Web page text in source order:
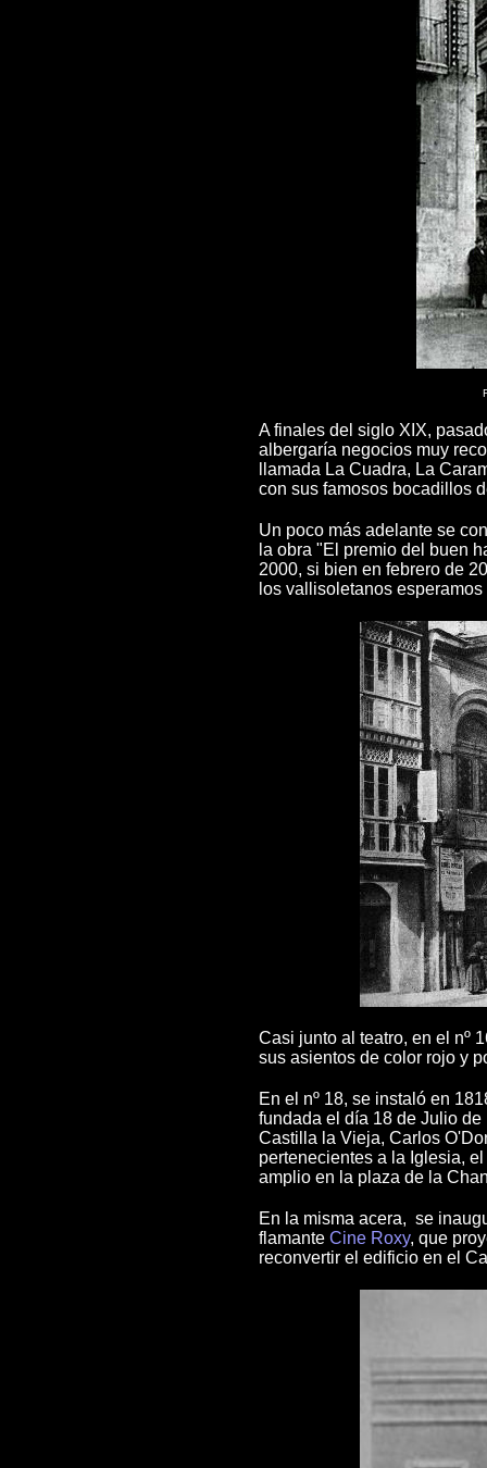
A finales del siglo XIX,
albergaría negocios muy
llamada La Cuadra, La
con sus famosos bocadillos
Un poco más adelante se
la obra "El premio del buen
2000, si bien en febrero de
los vallisoletanos
Casi junto al teatro, en el nº
sus asientos de color rojo y
En el nº 18, se instaló en
fundada el día 18 de Julio
Castilla la Vieja, Carlos
pertenecientes a la Iglesia,
amplio en la plaza de la
En la misma acera, se
flamante Cine Roxy, que
reconvertir el edificio en el